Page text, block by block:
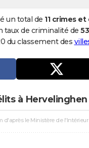
un total de 11 crimes
taux de criminalité de
du classement des
à Hervelinghen
d'après le Ministère de